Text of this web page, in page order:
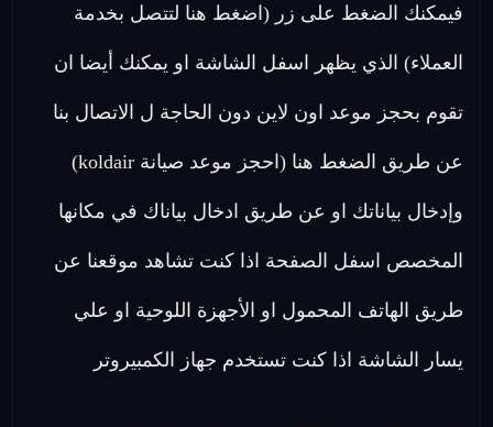
فيمكنك الضغط على زر (اضغط هنا لتتصل بخدمة
العملاء) الذي يظهر اسفل الشاشة او يمكنك أيضا ان
تقوم بحجز موعد اون لاين دون الحاجة ل الاتصال بنا
عن طريق الضغط هنا (احجز موعد صيانة koldair)
وإدخال بياناتك او عن طريق ادخال بياناك في مكانها
المخصص اسفل الصفحة اذا كنت تشاهد موقعنا عن
طريق الهاتف المحمول او الأجهزة اللوحية او علي
يسار الشاشة اذا كنت تستخدم جهاز الكمبيروتر